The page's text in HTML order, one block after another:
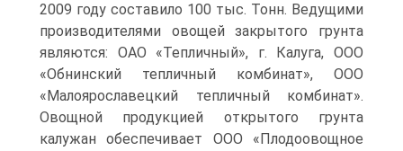
2009 году составило 100 тыс. Тонн. Ведущими
производителями овощей закрытого грунта
являются: ОАО «Тепличный», г. Калуга, ООО
«Обнинский тепличный комбинат», ООО
«Малоярославецкий тепличный комбинат».
Овощной продукцией открытого грунта
калужан обеспечивает ООО «Плодоовощное